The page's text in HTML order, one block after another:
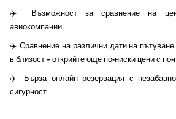
✈️ Възможност за сравнение на
авиокомпании
✈️ Сравнение на различни дати на
в близост – открийте още по-ниски цени с
✈️ Бърза онлайн резервация с
сигурност